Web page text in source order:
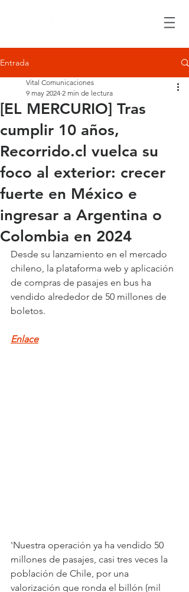
Entrada
[EL MERCURIO] Tras
cumplir 10 años,
Recorrido.cl vuelca su
foco al exterior: crecer
fuerte en México e
ingresar a Argentina o
Colombia en 2024
Vital Comunicaciones
9 may 2024 2 min de lectura
Desde su lanzamiento en el mercado
chileno, la plataforma web y aplicación
de compras de pasajes en bus ha
vendido alrededor de 50 millones de
boletos.
Enlace
'Nuestra operación ya ha vendido 50
millones de pasajes, casi tres veces la
población de Chile, por una
valorización que ronda el billón (mil